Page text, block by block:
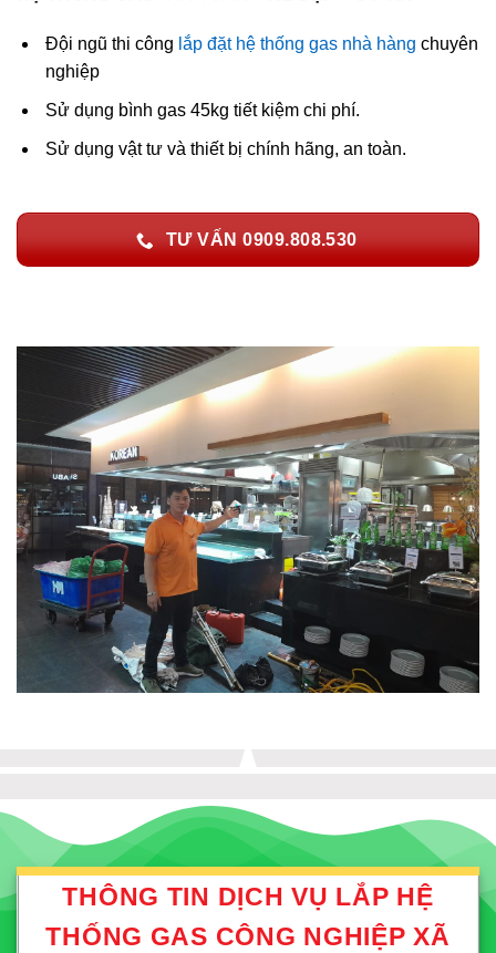
Đội ngũ thi công lắp đặt hệ thống gas nhà hàng chuyên
nghiệp
Sử dụng bình gas 45kg tiết kiệm chi phí.
Sử dụng vật tư và thiết bị chính hãng, an toàn.
TƯ VẤN 0909.808.530
THÔNG TIN DỊCH VỤ LẮP HỆ
THỐNG GAS CÔNG NGHIỆP XÃ